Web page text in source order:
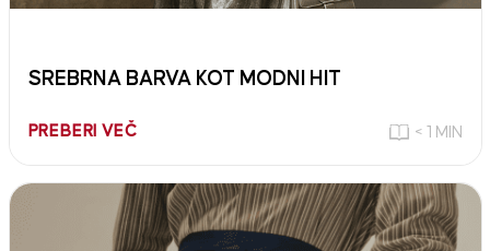
SREBRNA BARVA KOT MODNI HIT
PREBERI VEČ < 1 MIN